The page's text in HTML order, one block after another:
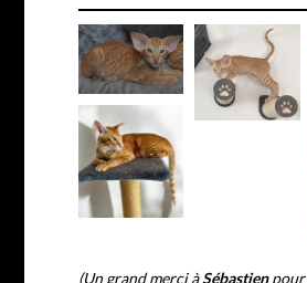
(Un grand merci àSébastienpour